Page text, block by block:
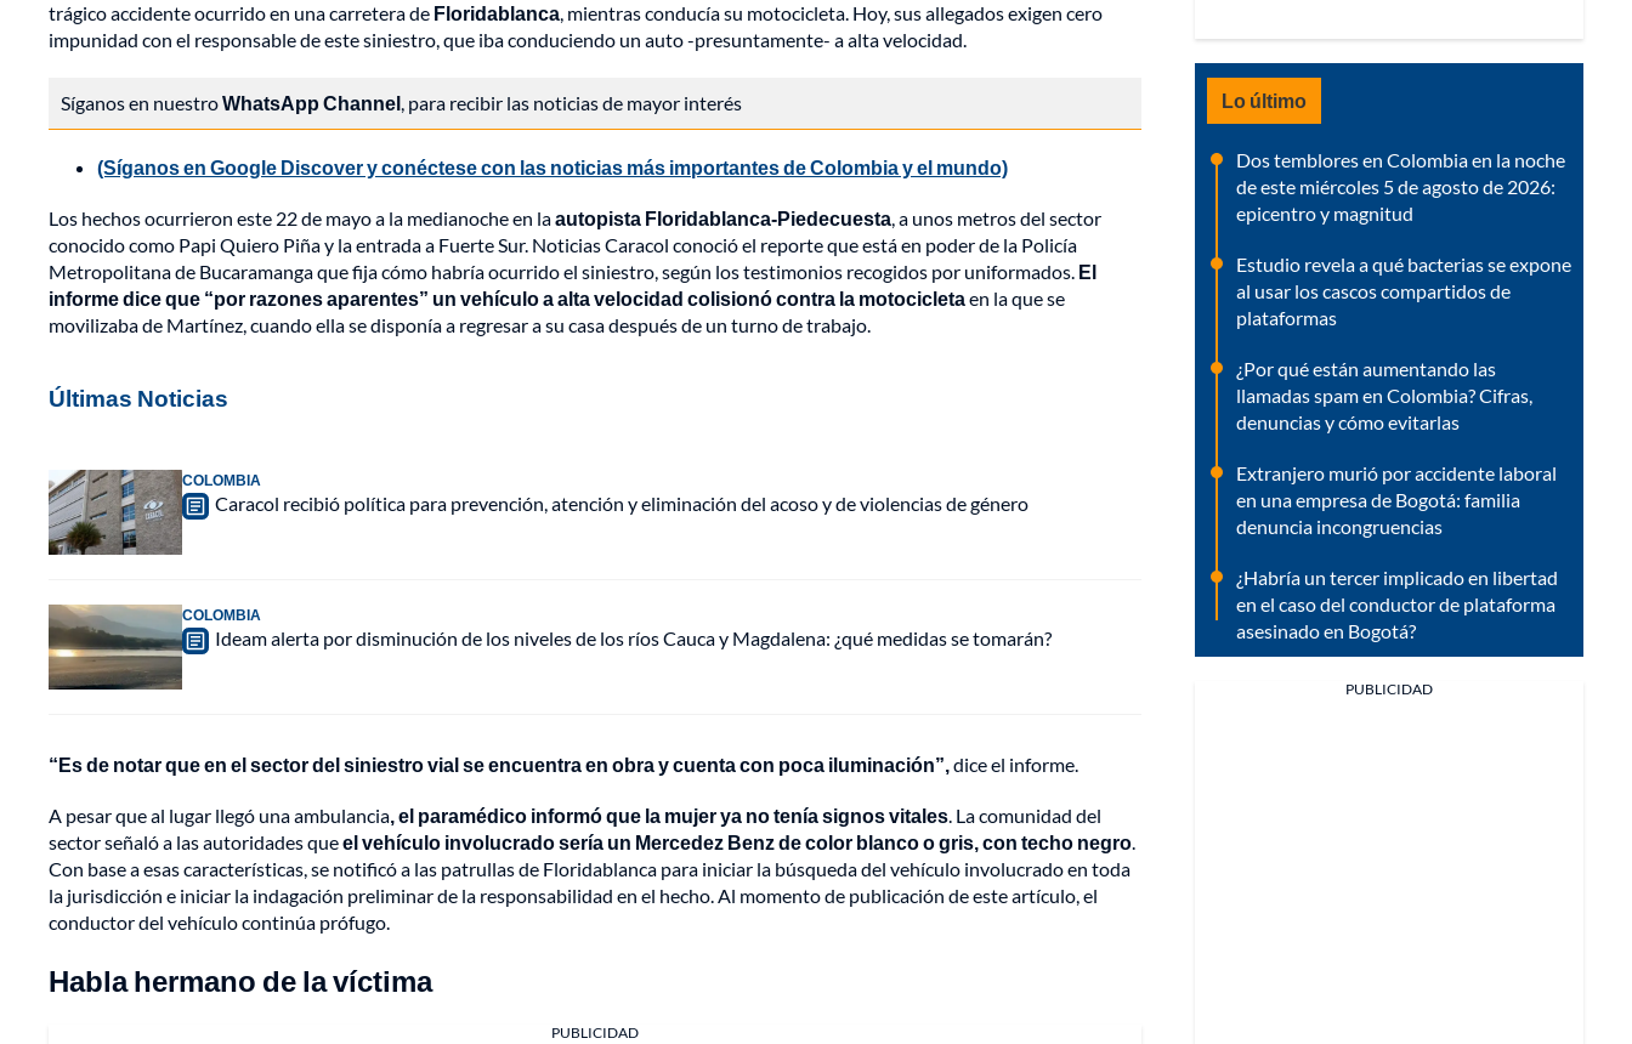
trágico accidente ocurrido en una carretera de Floridablanca, mientras conducía su motocicleta. Hoy, sus allegados exigen cero
impunidad con el responsable de este siniestro, que iba conduciendo un auto -presuntamente- a alta velocidad.
Síganos en nuestroWhatsApp Channel, para recibir las noticias de mayor interés
(Síganos en Google Discover y conéctese con las noticias más importantes de Colombia y el mundo)
Los hechos ocurrieron este 22 de mayo a la medianoche en laautopista Floridablanca-Piedecuesta, a unos metros del sector
conocido como Papi Quiero Piña y la entrada a Fuerte Sur. Noticias Caracol conoció el reporte que está en poder de la Policía
Metropolitana de Bucaramanga que fija cómo habría ocurrido el siniestro, según los testimonios recogidos por uniformados. El
informe dice que “por razones aparentes” un vehículo a alta velocidad colisionó contra la motocicletaen la que se
movilizaba de Martínez, cuando ella se disponía a regresar a su casa después de un turno de trabajo.
Últimas Noticias
COLOMBIA
Caracol recibió política para prevención, atención y eliminación del acoso y de violencias de género
COLOMBIA
Ideam alerta por disminución de los niveles de los ríos Cauca y Magdalena: ¿qué medidas se tomarán?
“Es de notar que en el sector del siniestro vial se encuentra en obra y cuenta con poca iluminación”,dice el informe.
A pesar que al lugar llegó una ambulancia, el paramédico informó que la mujer ya no tenía signos vitales. La comunidad del
sector señaló a las autoridades queel vehículo involucrado sería un Mercedez Benz de color blanco o gris, con techo negro.
Con base a esas características, se notificó a las patrullas de Floridablanca para iniciar la búsqueda del vehículo involucrado en toda
la jurisdicción e iniciar la indagación preliminar de la responsabilidad en el hecho. Al momento de publicación de este artículo, el
conductor del vehículo continúa prófugo.
Habla hermano de la víctima
PUBLICIDAD
Lo último
Dos temblores en Colombia en la noche
de este miércoles 5 de agosto de 2026:
epicentro y magnitud
Estudio revela a qué bacterias se expone
al usar los cascos compartidos de
plataformas
¿Por qué están aumentando las
llamadas spam en Colombia? Cifras,
denuncias y cómo evitarlas
Extranjero murió por accidente laboral
en una empresa de Bogotá: familia
denuncia incongruencias
¿Habría un tercer implicado en libertad
en el caso del conductor de plataforma
asesinado en Bogotá?
PUBLICIDAD